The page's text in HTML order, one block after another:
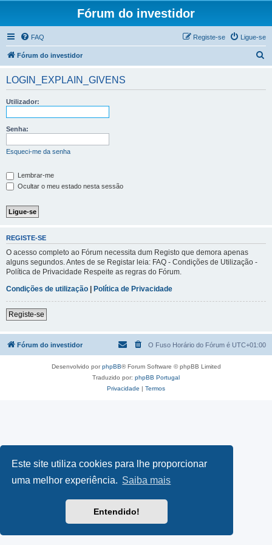
Este site utiliza cookies para lhe proporcionar
uma melhor experiência. Saiba mais
Entendido!
Fórum do investidor
FAQ Ligue-se
Registe-se
Fórum do investidor
LOGIN_EXPLAIN_GIVENS
Utilizador:
Senha:
Esqueci-me da senha
Lembrar-me
Ocultar o meu estado nesta sessão
REGISTE-SE
O acesso completo ao Fórum necessita dum Registo que demora apenas
alguns segundos. Antes de se Registar leia: FAQ - Condições de Utilização -
Política de Privacidade Respeite as regras do Fórum.
Condições de utilização | Política de Privacidade
Registe-se
Fórum do investidor O Fuso Horário do Fórum é UTC+01:00
Desenvolvido porphpBB® Forum Software © phpBB Limited
Traduzido por: phpBB Portugal
Privacidade | Termos